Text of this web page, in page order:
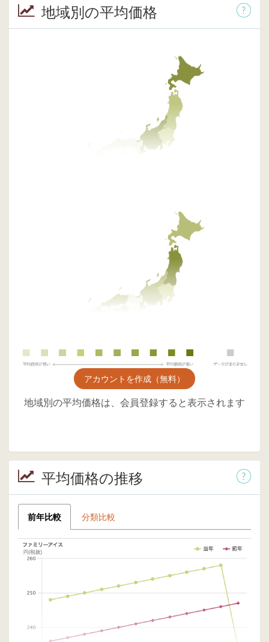
地域別の平均価格
アカウントを作成（無料）
地域別の平均価格は、会員登録すると表示されます
平均価格の推移
前年比較 分類比較